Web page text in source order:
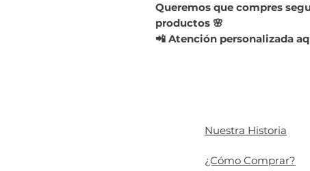
Queremos que compres
productos 🌸
📲 Atención personalizada
Nuestra Historia
¿Cómo Comprar?